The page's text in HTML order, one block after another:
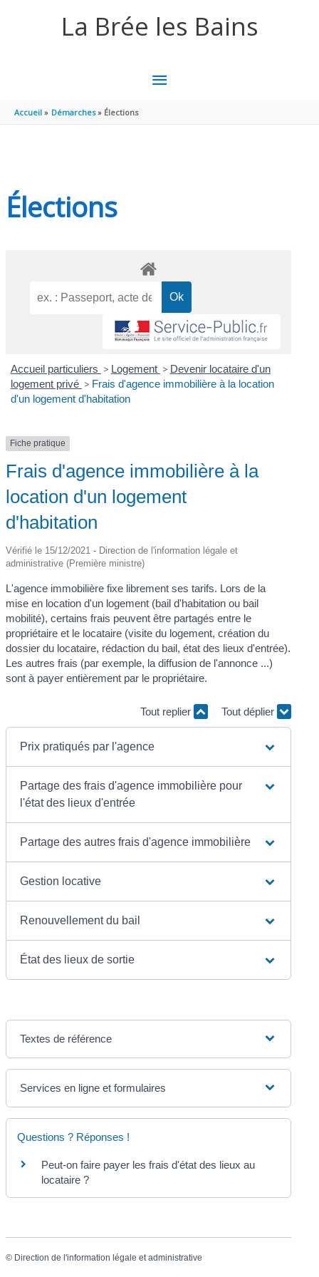
La Brée les Bains
MENU
Accueil Démarches Élections
Élections
Accueil particuliers > Logement > Devenir locataire d'un
logement privé > Frais d'agence immobilière à la location
d'un logement d'habitation
Fiche pratique
Frais d'agence immobilière à la
location d'un logement
d'habitation
Vérifié le 15/12/2021 - Direction de l'information légale et
administrative (Première ministre)
L'agence immobilière fixe librement ses tarifs. Lors de la
mise en location d'un logement (bail d'habitation ou bail
mobilité), certains frais peuvent être partagés entre le
propriétaire et le locataire (visite du logement, création du
dossier du locataire, rédaction du bail, état des lieux d'entrée).
Les autres frais (par exemple, la diffusion de l'annonce ...)
sont à payer entièrement par le propriétaire.
Tout replier Tout déplier
Prix pratiqués par l'agence
Partage des frais d'agence immobilière pour
l'état des lieux d'entrée
Partage des autres frais d'agence immobilière
Gestion locative
Renouvellement du bail
État des lieux de sortie
Textes de référence
Services en ligne et formulaires
Questions ? Réponses !
Peut-on faire payer les frais d'état des lieux au
locataire ?
© Direction de l'information légale et administrative